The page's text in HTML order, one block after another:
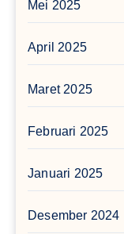
Mei 2025
April 2025
Maret 2025
Februari 2025
Januari 2025
Desember 2024